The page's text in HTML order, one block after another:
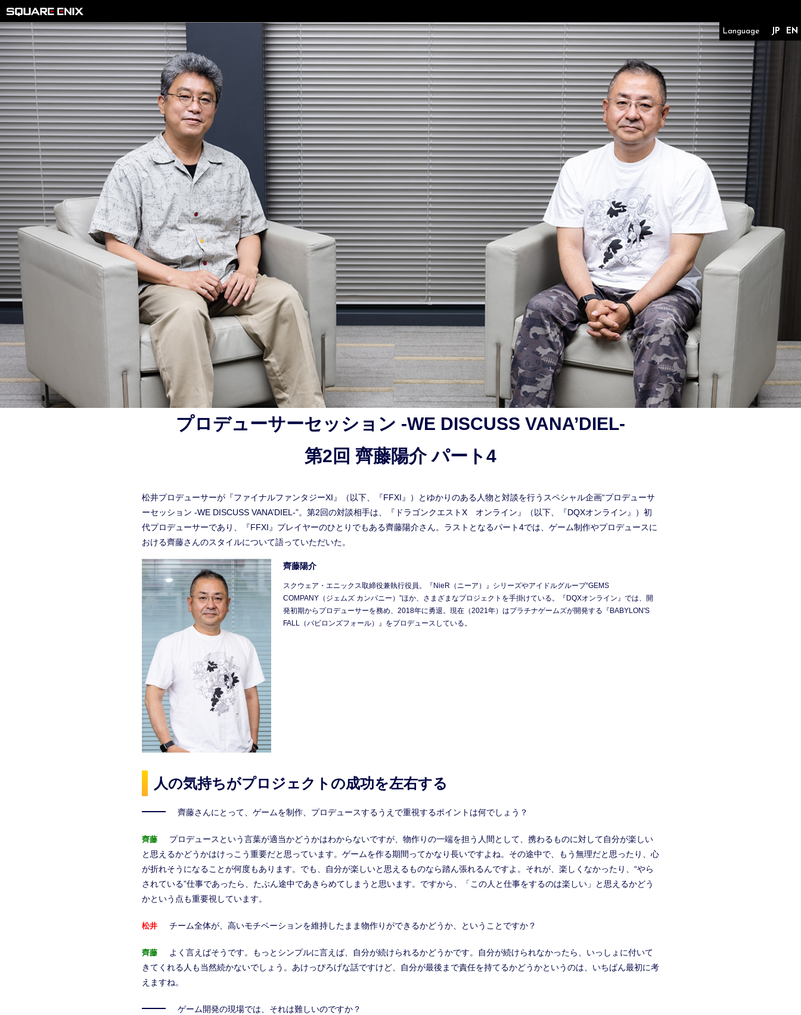
Language JP EN
プロデューサーセッション -WE DISCUSS VANA’DIEL-
第2回 齊藤陽介 パート4
松井プロデューサーが『ファイナルファンタジーXI』（以下、『FFXI』）とゆかりのある人物と対談を行うスペシャル企画“プロデューサ
ーセッション -WE DISCUSS VANA’DIEL-”。第2回の対談相手は、『ドラゴンクエストX オンライン』（以下、『DQXオンライン』）初
代プロデューサーであり、『FFXI』プレイヤーのひとりでもある齊藤陽介さん。ラストとなるパート4では、ゲーム制作やプロデュースに
おける齊藤さんのスタイルについて語っていただいた。
齊藤陽介
スクウェア・エニックス取締役兼執行役員。『NieR（ニーア）』シリーズやアイドルグループ“GEMS
COMPANY（ジェムズ カンパニー）”ほか、さまざまなプロジェクトを手掛けている。『DQXオンライン』では、開
発初期からプロデューサーを務め、2018年に勇退。現在（2021年）はプラチナゲームズが開発する『BABYLON'S
FALL（バビロンズフォール）』をプロデュースしている。
人の気持ちがプロジェクトの成功を左右する
齊藤さんにとって、ゲームを制作、プロデュースするうえで重視するポイントは何でしょう？
齊藤
プロデュースという言葉が適当かどうかはわからないですが、物作りの一端を担う人間として、携わるものに対して自分が楽しい
と思えるかどうかはけっこう重要だと思っています。ゲームを作る期間ってかなり長いですよね。その途中で、もう無理だと思ったり、心
が折れそうになることが何度もあります。でも、自分が楽しいと思えるものなら踏ん張れるんですよ。それが、楽しくなかったり、“やら
されている”仕事であったら、たぶん途中であきらめてしまうと思います。ですから、「この人と仕事をするのは楽しい」と思えるかどう
かという点も重要視しています。
松井 チーム全体が、高いモチベーションを維持したまま物作りができるかどうか、ということですか？
齊藤
よく言えばそうです。もっとシンプルに言えば、自分が続けられるかどうかです。自分が続けられなかったら、いっしょに付いて
きてくれる人も当然続かないでしょう。あけっぴろげな話ですけど、自分が最後まで責任を持てるかどうかというのは、いちばん最初に考
えますね。
ゲーム開発の現場では、それは難しいのですか？